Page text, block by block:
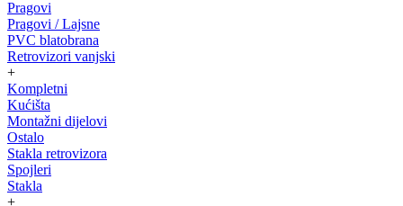
Pragovi
Pragovi / Lajsne
PVC blatobrana
Retrovizori vanjski
+
Kompletni
Kućišta
Montažni dijelovi
Ostalo
Stakla retrovizora
Spojleri
Stakla
+